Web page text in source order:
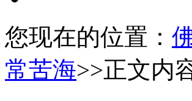
您现在的位置：
常苦海>>正文内